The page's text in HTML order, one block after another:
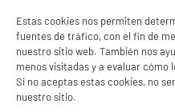
21€96
Estas cookies nos permiten
fuentes de tráfico, con el fin de
nuestro sitio web. También nos
menos visitadas y a evaluar cómo
Si no aceptas estas cookies, no
nuestro sitio.